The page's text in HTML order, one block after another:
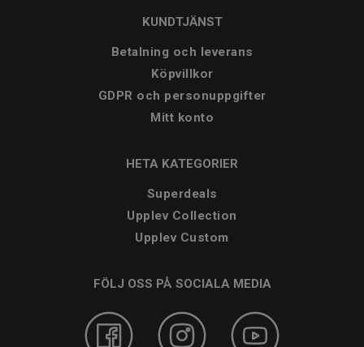
KUNDTJÄNST
Betalning och leverans
Köpvillkor
GDPR och personuppgifter
Mitt konto
HETA KATEGORIER
Superdeals
Upplev Collection
Upplev Custom
FÖLJ OSS PÅ SOCIALA MEDIA